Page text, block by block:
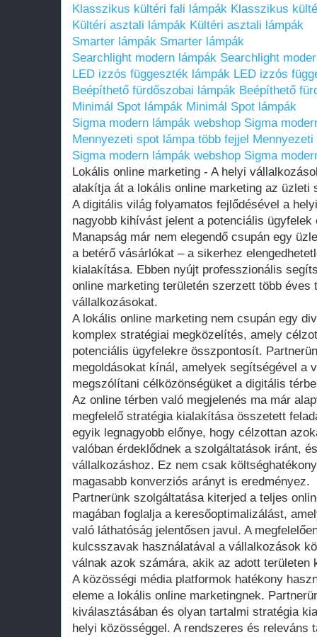
Klasszikus kültéri fali lámpák Klasszikus
Kültéri asztali lámpák Kültéri asztali lámpák
Smarter lámpák Smarter lámpák
Searchlight modern lámpák Searchlight
LED izzós függeszték lámpák LED izzós
Beépíthető fürdőszobai lámpák Beépíthető
Minimál Spot lámpák Minimál Spot lámpák
Sigma modern lámpák webshop Sigma
Mennyezeti spot lámpa több fejjel
Sigma modern lámpák webshop Sigma
Lokális online marketing - A helyi
alakítja át a lokális online marketing az üzleti
A digitális világ folyamatos fejlődésével a
nagyobb kihívást jelent a potenciális
Manapság már nem elegendő csupán egy
a betérő vásárlókat – a sikerhez
kialakítása. Ebben nyújt professzionális
online marketing területén szerzett több éves
vállalkozásokat.
A lokális online marketing nem csupán egy
komplex stratégiai megközelítés, amely
potenciális ügyfelekre összpontosít.
megoldásokat kínál, amelyek segítségével a
megszólítani célközönségüket a digitális
Az online térben való megjelenés ma már
megfelelő stratégia kialakítása összetett
egyik legnagyobb előnye, hogy célzottan
valóban érdeklődnek a szolgáltatások iránt,
vállalkozáshoz. Ez nem csak
magasabb konverziós arányt is eredményez.
Partnerünk szolgáltatása kiterjed a teljes
magában foglalja a keresőoptimalizálást,
való láthatóság jelentősen javul. A
kulcsszavak használatával a vállalkozások
válnak azok számára, akik az adott területen
A közösségi média platformok hatékony
eleme a lokális online marketingnek.
kiválasztásában és olyan tartalmi stratégia
helyi közösséggel. A rendszeres és releváns